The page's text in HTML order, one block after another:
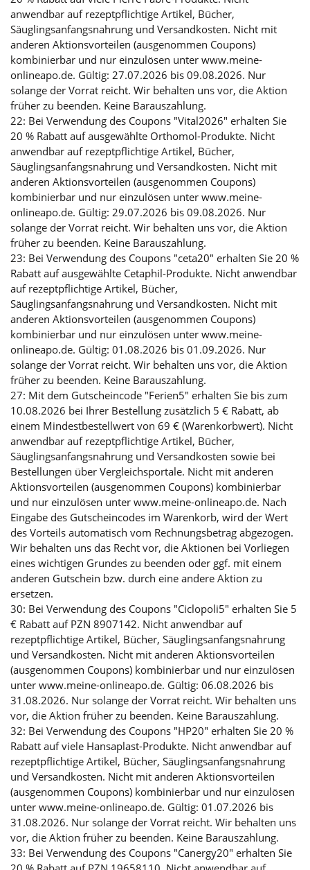
anwendbar auf rezeptpflichtige Artikel, Bücher,
Säuglingsanfangsnahrung und Versandkosten. Nicht mit
anderen Aktionsvorteilen (ausgenommen Coupons)
kombinierbar und nur einzulösen unter www.meine-
onlineapo.de. Gültig: 27.07.2026 bis 09.08.2026. Nur
solange der Vorrat reicht. Wir behalten uns vor, die Aktion
früher zu beenden. Keine Barauszahlung.
22: Bei Verwendung des Coupons "Vital2026" erhalten Sie
20 % Rabatt auf ausgewählte Orthomol-Produkte. Nicht
anwendbar auf rezeptpflichtige Artikel, Bücher,
Säuglingsanfangsnahrung und Versandkosten. Nicht mit
anderen Aktionsvorteilen (ausgenommen Coupons)
kombinierbar und nur einzulösen unter www.meine-
onlineapo.de. Gültig: 29.07.2026 bis 09.08.2026. Nur
solange der Vorrat reicht. Wir behalten uns vor, die Aktion
früher zu beenden. Keine Barauszahlung.
23: Bei Verwendung des Coupons "ceta20" erhalten Sie 20 %
Rabatt auf ausgewählte Cetaphil-Produkte. Nicht anwendbar
auf rezeptpflichtige Artikel, Bücher,
Säuglingsanfangsnahrung und Versandkosten. Nicht mit
anderen Aktionsvorteilen (ausgenommen Coupons)
kombinierbar und nur einzulösen unter www.meine-
onlineapo.de. Gültig: 01.08.2026 bis 01.09.2026. Nur
solange der Vorrat reicht. Wir behalten uns vor, die Aktion
früher zu beenden. Keine Barauszahlung.
27: Mit dem Gutscheincode "Ferien5" erhalten Sie bis zum
10.08.2026 bei Ihrer Bestellung zusätzlich 5 € Rabatt, ab
einem Mindestbestellwert von 69 € (Warenkorbwert). Nicht
anwendbar auf rezeptpflichtige Artikel, Bücher,
Säuglingsanfangsnahrung und Versandkosten sowie bei
Bestellungen über Vergleichsportale. Nicht mit anderen
Aktionsvorteilen (ausgenommen Coupons) kombinierbar
und nur einzulösen unter www.meine-onlineapo.de. Nach
Eingabe des Gutscheincodes im Warenkorb, wird der Wert
des Vorteils automatisch vom Rechnungsbetrag abgezogen.
Wir behalten uns das Recht vor, die Aktionen bei Vorliegen
eines wichtigen Grundes zu beenden oder ggf. mit einem
anderen Gutschein bzw. durch eine andere Aktion zu
ersetzen.
30: Bei Verwendung des Coupons "Ciclopoli5" erhalten Sie 5
€ Rabatt auf PZN 8907142. Nicht anwendbar auf
rezeptpflichtige Artikel, Bücher, Säuglingsanfangsnahrung
und Versandkosten. Nicht mit anderen Aktionsvorteilen
(ausgenommen Coupons) kombinierbar und nur einzulösen
unter www.meine-onlineapo.de. Gültig: 06.08.2026 bis
31.08.2026. Nur solange der Vorrat reicht. Wir behalten uns
vor, die Aktion früher zu beenden. Keine Barauszahlung.
32: Bei Verwendung des Coupons "HP20" erhalten Sie 20 %
Rabatt auf viele Hansaplast-Produkte. Nicht anwendbar auf
rezeptpflichtige Artikel, Bücher, Säuglingsanfangsnahrung
und Versandkosten. Nicht mit anderen Aktionsvorteilen
(ausgenommen Coupons) kombinierbar und nur einzulösen
unter www.meine-onlineapo.de. Gültig: 01.07.2026 bis
31.08.2026. Nur solange der Vorrat reicht. Wir behalten uns
vor, die Aktion früher zu beenden. Keine Barauszahlung.
33: Bei Verwendung des Coupons "Canergy20" erhalten Sie